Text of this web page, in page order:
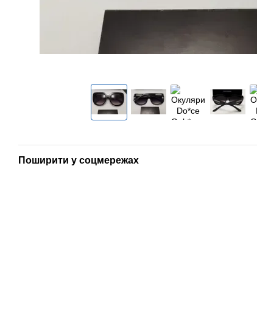
Поширити у соцмережах